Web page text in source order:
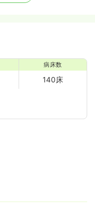
病床数
140床